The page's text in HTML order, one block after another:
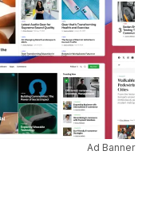
Ad Banner